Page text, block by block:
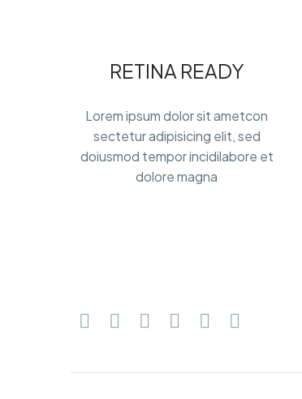
RETINA READY
Lorem ipsum dolor sit ametcon
sectetur adipisicing elit, sed
doiusmod tempor incidilabore et
dolore magna